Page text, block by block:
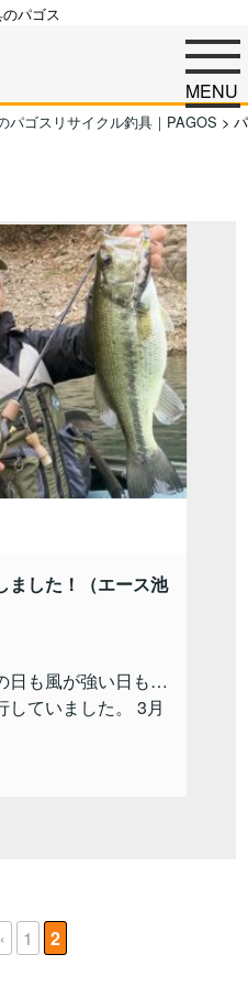
パゴス
MENU
パゴスリサイクル釣具｜PAGOS > パ
ました！（エース池
日も風が強い日も…
していました。 3月
1 2